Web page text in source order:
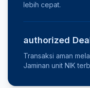
lebih cepat.
authorized
Transaksi aman
Jaminan unit NIK